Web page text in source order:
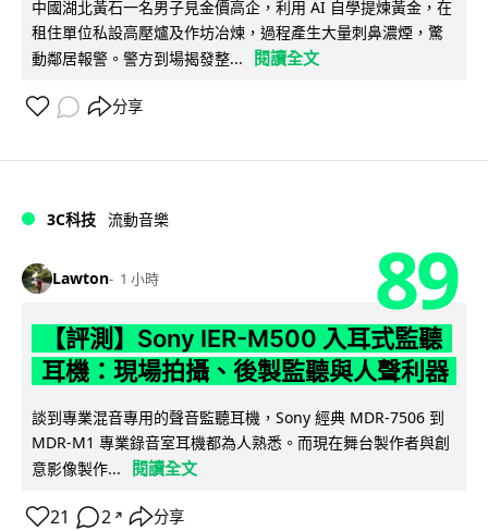
中國湖北黃石一名男子見金價高企，利用 AI 自學提煉黃金，在
租住單位私設高壓爐及作坊冶煉，過程產生大量刺鼻濃煙，驚
動鄰居報警。警方到場揭發整...
閱讀全文
分享
3C科技 流動音樂
Lawton 1 小時 89
【評測】Sony IER-M500 入耳式監聽
耳機：現場拍攝、後製監聽與人聲利器
談到專業混音專用的聲音監聽耳機，Sony 經典 MDR-7506 到
MDR-M1 專業錄音室耳機都為人熟悉。而現在舞台製作者與創
意影像製作...
閱讀全文
21 2 ↗ 分享